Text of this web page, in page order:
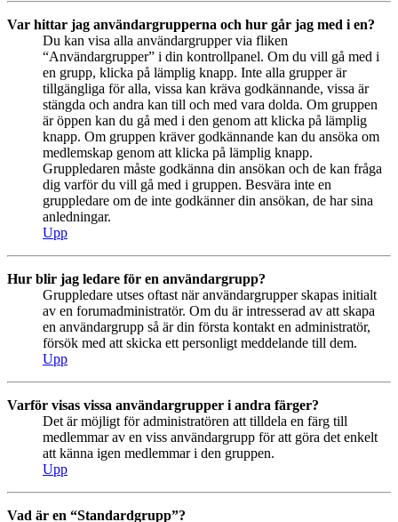
Var hittar jag användargrupperna och hur går jag med i en?
Du kan visa alla användargrupper via fliken
“Användargrupper” i din kontrollpanel. Om du vill gå med i
en grupp, klicka på lämplig knapp. Inte alla grupper är
tillgängliga för alla, vissa kan kräva godkännande, vissa är
stängda och andra kan till och med vara dolda. Om gruppen
är öppen kan du gå med i den genom att klicka på lämplig
knapp. Om gruppen kräver godkännande kan du ansöka om
medlemskap genom att klicka på lämplig knapp.
Gruppledaren måste godkänna din ansökan och de kan fråga
dig varför du vill gå med i gruppen. Besvära inte en
gruppledare om de inte godkänner din ansökan, de har sina
anledningar.
Upp
Hur blir jag ledare för en användargrupp?
Gruppledare utses oftast när användargrupper skapas initialt
av en forumadministratör. Om du är intresserad av att skapa
en användargrupp så är din första kontakt en administratör,
försök med att skicka ett personligt meddelande till dem.
Upp
Varför visas vissa användargrupper i andra färger?
Det är möjligt för administratören att tilldela en färg till
medlemmar av en viss användargrupp för att göra det enkelt
att känna igen medlemmar i den gruppen.
Upp
Vad är en “Standardgrupp”?